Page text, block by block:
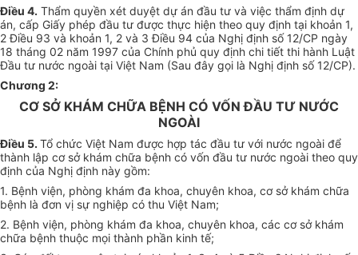
Điều 4. Thẩm quyền xét duyệt dự án đầu tư và việc thẩm định dự
án, cấp Giấy phép đầu tư được thực hiện theo quy định tại khoản 1,
2 Điều 93 và khoản 1, 2 và 3 Điều 94 của Nghị định số 12/CP ngày
18 tháng 02 năm 1997 của Chính phủ quy định chi tiết thi hành Luật
Đầu tư nước ngoài tại Việt Nam (Sau đây gọi là Nghị định số 12/CP).
Chương 2:
CƠ SỞ KHÁM CHỮA BỆNH CÓ VỐN ĐẦU TƯ NƯỚC
NGOÀI
Điều 5. Tổ chức Việt Nam được hợp tác đầu tư với nước ngoài để
thành lập cơ sở khám chữa bệnh có vốn đầu tư nước ngoài theo quy
định của Nghị định này gồm:
1. Bệnh viện, phòng khám đa khoa, chuyên khoa, cơ sở khám chữa
bệnh là đơn vị sự nghiệp có thu Việt Nam;
2. Bệnh viện, phòng khám đa khoa, chuyên khoa, các cơ sở khám
chữa bệnh thuộc mọi thành phần kinh tế;